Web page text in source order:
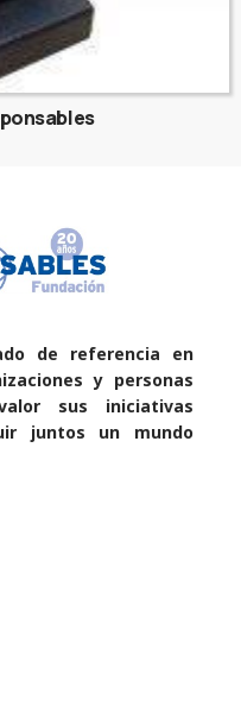
de referencia en
y personas
sus iniciativas
juntos un mundo